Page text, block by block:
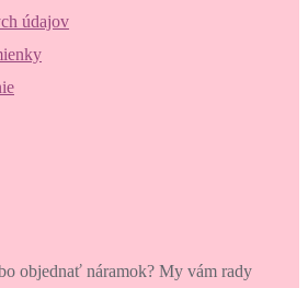
údajov
objednať náramok? My vám rady